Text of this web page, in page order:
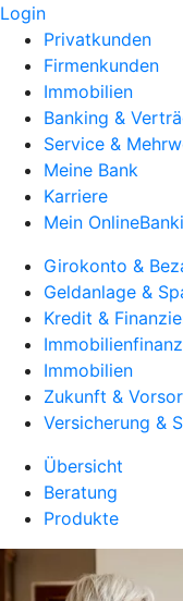
Login
Privatkunden
Firmenkunden
Immobilien
Banking &
Service &
Meine Bank
Karriere
Mein
Girokonto &
Geldanlage &
Kredit &
Immobilien
Zukunft &
Versicherung &
Übersicht
Beratung
Produkte